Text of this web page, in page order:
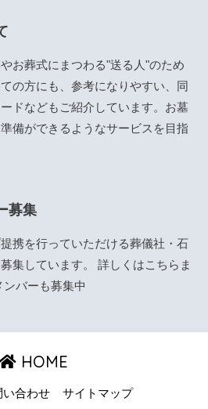
お葬式にまつわる"送る人"のため
の方にも、参考になりやすい、同
ドなどもご紹介しています。お墓
備ができるようなサービスを目指
募集
携を行っていただける葬儀社・石
集しています。 詳しくはこちら ま
バーも募集中
HOME
い合わせ
サイトマップ